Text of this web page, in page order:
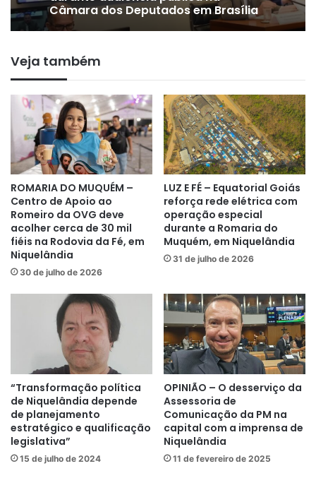
TEVE LUGAR DE FALA – Prefeito de
durante audiência pública na
Câmara dos Deputados em Brasília
Acusado por omissão da PMDF no 8
de janeiro, genro de ex-prefeita de
Colinas do Sul é solto por ordem de
Veja também
ROMARIA DO MUQUÉM –
Centro de Apoio ao
Romeiro da OVG deve
acolher cerca de 30 mil
fiéis na Rodovia da Fé, em
Niquelândia
30 de julho de 2026
LUZ E FÉ – Equatorial Goiás
reforça rede elétrica com
operação especial
durante a Romaria do
Muquém, em Niquelândia
31 de julho de 2026
“Transformação política
de Niquelândia depende
de planejamento
estratégico e qualificação
legislativa”
15 de julho de 2024
OPINIÃO – O desserviço da
Assessoria de
Comunicação da PM na
capital com a imprensa de
Niquelândia
11 de fevereiro de 2025